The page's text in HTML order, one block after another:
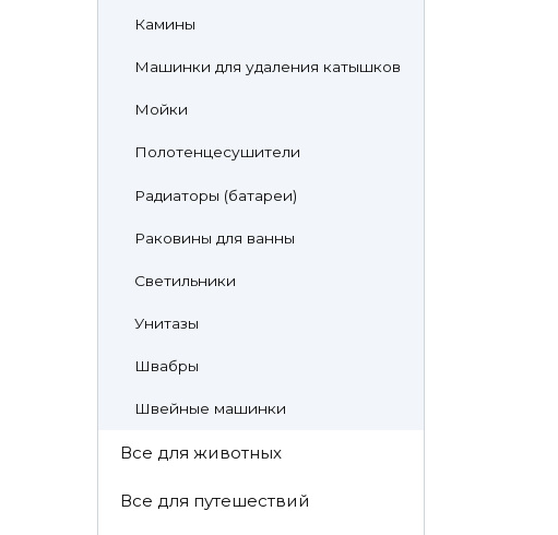
Камины
Машинки для удаления катышков
Мойки
Полотенцесушители
Радиаторы (батареи)
Раковины для ванны
Светильники
Унитазы
Швабры
Швейные машинки
Все для животных
Все для путешествий